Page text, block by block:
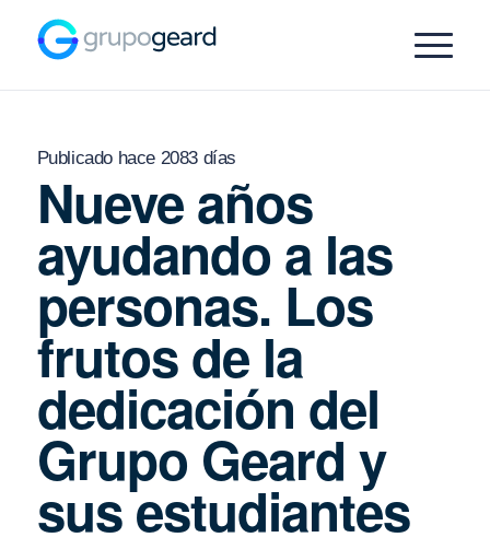
Publicado hace 2083 días
Nueve años
ayudando a las
personas. Los
frutos de la
dedicación del
Grupo Geard y
sus estudiantes